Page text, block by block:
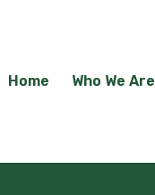
Home Who We Are